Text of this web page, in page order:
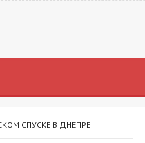
СПУСКЕ В ДНЕПРЕ